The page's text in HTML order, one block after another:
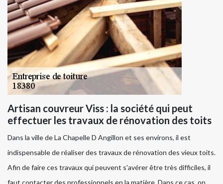
Artisan couvreur Viss : la société qui peut
effectuer les travaux de rénovation des toits
Dans la ville de La Chapelle D Angillon et ses environs, il est
indispensable de réaliser des travaux de rénovation des vieux toits.
Afin de faire ces travaux qui peuvent s'avérer être très difficiles, il